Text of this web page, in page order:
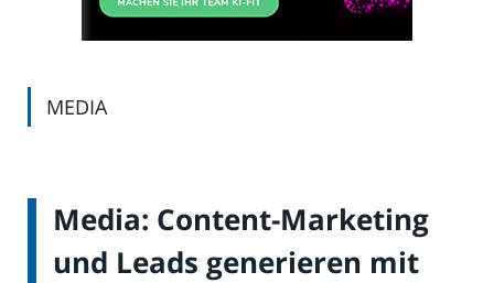
MEDIA
Media: Content-Marketing
und Leads generieren mit